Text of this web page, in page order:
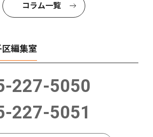
コラム一覧
編集室
227-5050
227-5051